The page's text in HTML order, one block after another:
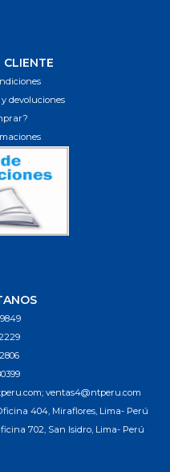
CLIENTE
devoluciones
ventas4@ntperu.com
404, Miraflores, Lima- Perú
702, San Isidro, Lima- Perú